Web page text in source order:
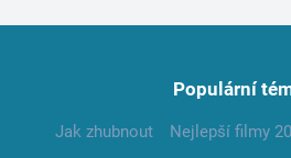
Populární
Jak zhubnout Nejlepší filmy